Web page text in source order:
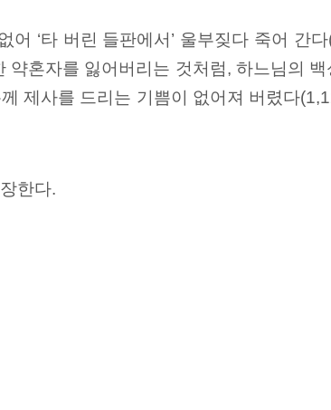
어 ‘타 버린 들판에서’ 울부짖다 죽어 간
혼자를 잃어버리는 것처럼, 하느님의
제사를 드리는 기쁨이 없어져 버렸다
한다.